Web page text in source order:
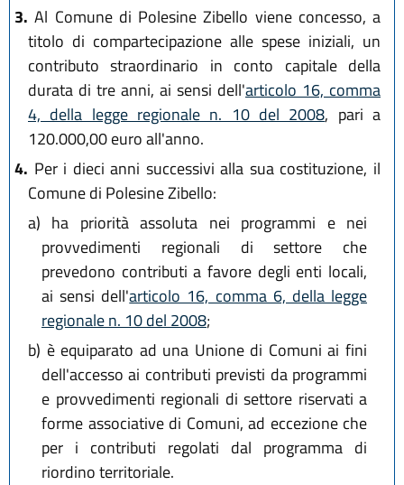
3. Al Comune di Polesine Zibello viene concesso, a
titolo di compartecipazione alle spese iniziali, un
contributo straordinario in conto capitale della
durata di tre anni, ai sensi dell'articolo 16, comma
4, della legge regionale n. 10 del 2008, pari a
120.000,00 euro all'anno.
4. Per i dieci anni successivi alla sua costituzione, il
Comune di Polesine Zibello:
a) ha priorità assoluta nei programmi e nei
provvedimenti regionali di settore che
prevedono contributi a favore degli enti locali,
ai sensi dell'articolo 16, comma 6, della legge
regionale n. 10 del 2008;
b) è equiparato ad una Unione di Comuni ai fini
dell'accesso ai contributi previsti da programmi
e provvedimenti regionali di settore riservati a
forme associative di Comuni, ad eccezione che
per i contributi regolati dal programma di
riordino territoriale.